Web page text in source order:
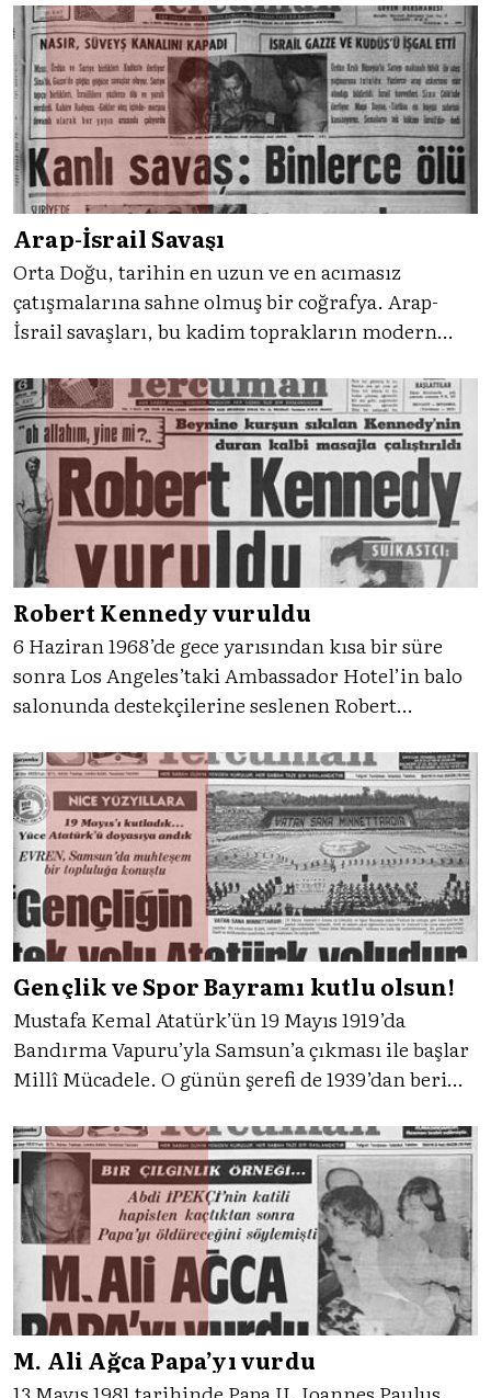
1963, 20 Mayıs 1969, 9 Mart 1971 ve son olarak 15
Temmuz 2016… Ülkemizi derinden etkileyen bu
olaylara gel
Arap-İsrail Savaşı
Orta Doğu, tarihin en uzun ve en acımasız
çatışmalarına sahne olmuş bir coğrafya. Arap-
İsrail savaşları, bu kadim toprakların modern
yüzyılın ortalarındaki bu çatışmalar, milyonların
kaderini de yeniden çizdi. Dökülen kan, atılan
imzalar, bitmeyen gerilim.
Robert Kennedy vuruldu
6 Haziran 1968’de gece yarısından kısa bir süre
sonra Los Angeles’taki Ambassador Hotel’in balo
salonunda destekçilerine seslenen Robert
Dünya kamuoyunda büyük yankı uyandıran bu
olayı, Tercüman’ın eşliğinde gelin birlikte takip
edelim.
Gençlik ve Spor Bayramı kutlu olsun!
Mustafa Kemal Atatürk’ün 19 Mayıs 1919’da
Bandırma Vapuru’yla Samsun’a çıkması ile başlar
Millî Mücadele. O günün şerefi de 1939’dan beri
yad edilir. Gelin, bayramı muhtelif yıllar
içerisinde Tercüman’ın tanıklığıyla kutlayalım.
M. Ali Ağca Papa’yı vurdu